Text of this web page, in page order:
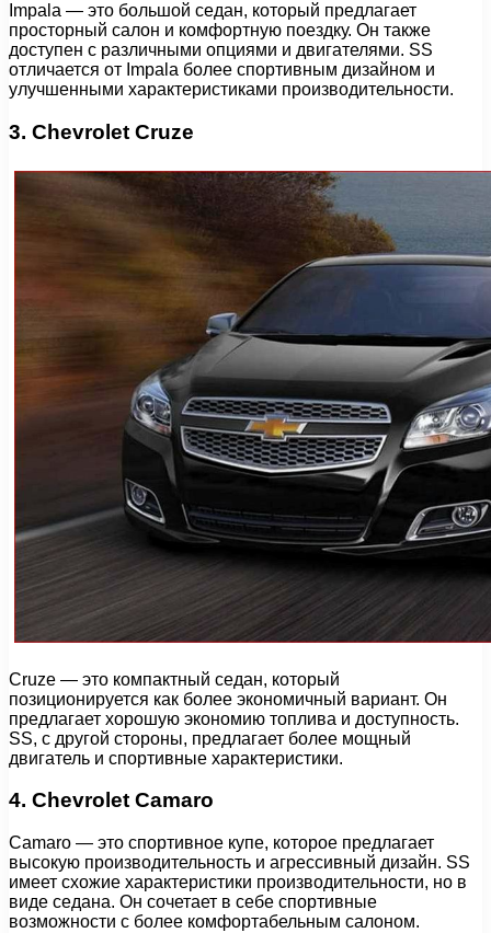
Impala — это большой седан, который предлагает
просторный салон и комфортную поездку. Он также
доступен с различными опциями и двигателями. SS
отличается от Impala более спортивным дизайном и
улучшенными характеристиками производительности.
3. Chevrolet Cruze
Cruze — это компактный седан, который
позиционируется как более экономичный вариант. Он
предлагает хорошую экономию топлива и доступность.
SS, с другой стороны, предлагает более мощный
двигатель и спортивные характеристики.
4. Chevrolet Camaro
Camaro — это спортивное купе, которое предлагает
высокую производительность и агрессивный дизайн. SS
имеет схожие характеристики производительности, но в
виде седана. Он сочетает в себе спортивные
возможности с более комфортабельным салоном.